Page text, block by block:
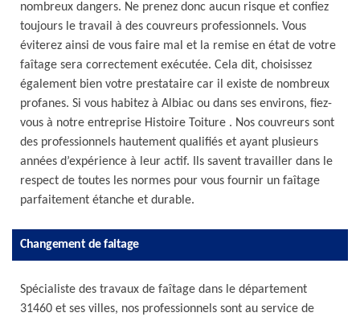
nombreux dangers. Ne prenez donc aucun risque et confiez
toujours le travail à des couvreurs professionnels. Vous
éviterez ainsi de vous faire mal et la remise en état de votre
faîtage sera correctement exécutée. Cela dit, choisissez
également bien votre prestataire car il existe de nombreux
profanes. Si vous habitez à Albiac ou dans ses environs, fiez-
vous à notre entreprise Histoire Toiture . Nos couvreurs sont
des professionnels hautement qualifiés et ayant plusieurs
années d’expérience à leur actif. Ils savent travailler dans le
respect de toutes les normes pour vous fournir un faîtage
parfaitement étanche et durable.
Changement de faitage
Spécialiste des travaux de faîtage dans le département
31460 et ses villes, nos professionnels sont au service de